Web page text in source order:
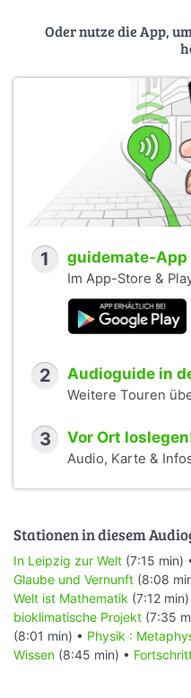
Oder nutze die App,
1 guidemate-
Im App-Store &
2 Audioguide in
Weitere Touren
3 Vor Ort
Audio, Karte &
Stationen in diesem
In Leipzig zur Welt (7:15 min)
Glaube und Vernunft (8:08
Welt ist Mathematik (7:12 min)
bioklimatische Projekt (7:35
(8:01 min) • Physik :
Wissen (8:45 min) •